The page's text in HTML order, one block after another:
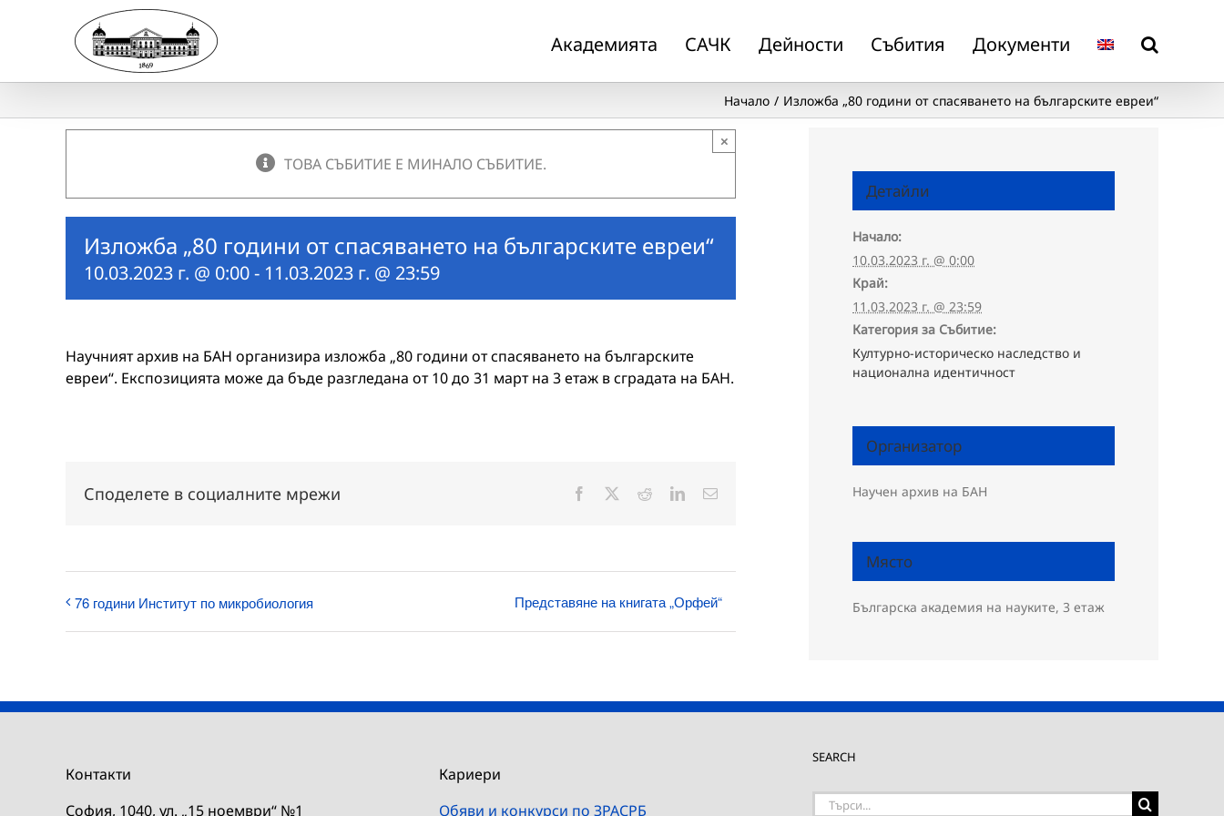
Академията САЧК Дейности Събития Документи
Начало Изложба „80 години от спасяването на българските евреи“
ТОВА СЪБИТИЕ Е МИНАЛО СЪБИТИЕ.
×
Изложба „80 години от спасяването на българските евреи“
10.03.2023 г. @ 0:00- 11.03.2023 г. @ 23:59
Научният архив на БАН организира изложба „80 години от спасяването на българските
евреи“. Експозицията може да бъде разгледана от 10 до 31 март на 3 етаж в сградата на БАН.
Споделете в социалните мрежи Facebook RedditLinkedInЕлектронна
76 години Институт по микробиология Представяне на книгата „Орфей“
Детайли
Начало:
10.03.2023 г. @ 0:00
Край:
11.03.2023 г. @ 23:59
Категория за Събитие:
Културно-историческо наследство и
национална идентичност
Организатор
Научен архив на БАН
Място
Българска академия на науките, 3 етаж
Контакти
София, 1040, ул. „15 ноември“ №1
Кариери
Обяви и конкурси по ЗРАСРБ
SEARCH
Търсене